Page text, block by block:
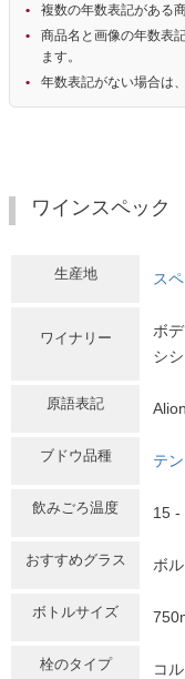
複数の年数表記がある
商品名と画像の年数表
ます。
年数表記がない場合は、
ワインスペック
生産地 ス
ワイナリー
ボ
シシ
原語表記
ブドウ品種 テ
飲みごろ温度 15
おすすめグラス ボ
ボトルサイズ
栓のタイプ コ